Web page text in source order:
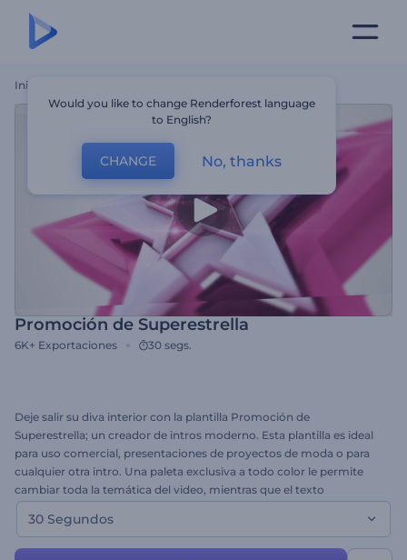
Inicio
Promoción de Superestrella
6K+ Exportaciones 30 segs.
Deje salir su diva interior con la plantilla Promoción de
Superestrella; un creador de intros moderno. Esta plantilla es ideal
para uso comercial, presentaciones de proyectos de moda o para
cualquier otra intro. Una paleta exclusiva a todo color le permite
cambiar toda la temática del video, mientras que el texto
personalizado y las fotos realmente crean una intro sobre usted.
Finalmente, cargue su música y obtenga su nueva y elegante intro
30 Segundos
Would you like to change Renderforest language
to English?
CHANGE No, thanks